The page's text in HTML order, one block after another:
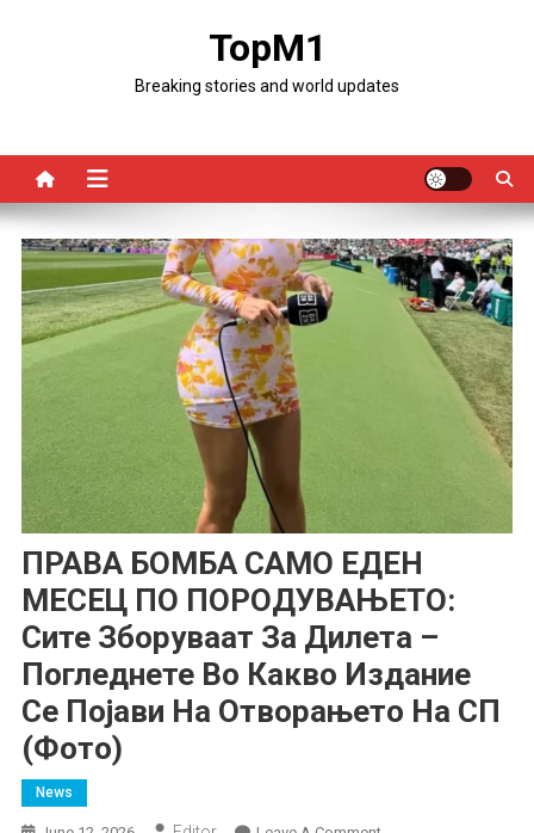
TopM1
Breaking stories and world updates
ПРАВА БОМБА САМО ЕДЕН
МЕСЕЦ ПО ПОРОДУВАЊЕТО:
Сите Зборуваат За Дилета –
Погледнете Во Какво Издание
Се Појави На Отворањето На СП
(фото)
News